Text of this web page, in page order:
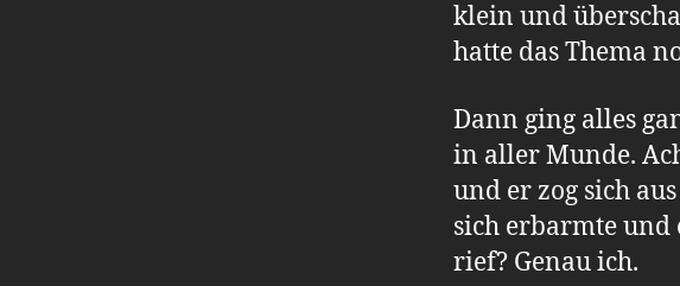
klein und
hatte das Thema
Dann ging alles
in aller Munde.
und er zog sich
sich erbarmte und
rief? Genau ich.